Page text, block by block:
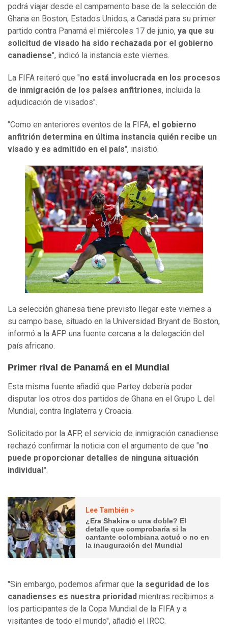
podrá viajar desde el campamento base de la selección de
Ghana en Boston, Estados Unidos, a Canadá para su primer
partido contra Panamá el miércoles 17 de junio, ya que su
solicitud de visado ha sido rechazada por el gobierno
canadiense", indicó la instancia este viernes.
La FIFA reiteró que "no está involucrada en los procesos
de inmigración de los países anfitriones, incluida la
adjudicación de visados".
"Como en anteriores eventos de la FIFA, el gobierno
anfitrión determina en última instancia quién recibe un
visado y es admitido en el país", insistió.
La selección ghanesa tiene previsto llegar este viernes a
su campo base, situado en la Universidad Bryant de Boston,
informó a la AFP una fuente cercana a la delegación del
país africano.
Primer rival de Panamá en el Mundial
Esta misma fuente añadió que Partey debería poder
disputar los otros dos partidos de Ghana en el Grupo L del
Mundial, contra Inglaterra y Croacia.
Solicitado por la AFP, el servicio de inmigración canadiense
rechazó confirmar la noticia con el argumento de que "no
puede proporcionar detalles de ninguna situación
individual".
Lee También >
¿Era Shakira o una doble? El
detalle que comprobaría si la
cantante colombiana actuó o no en
la inauguración del Mundial
"Sin embargo, podemos afirmar que la seguridad de los
canadienses es nuestra prioridad mientras recibimos a
los participantes de la Copa Mundial de la FIFA y a
visitantes de todo el mundo", añadió el IRCC.